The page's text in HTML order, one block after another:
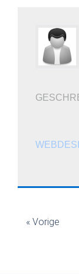
« Vorige